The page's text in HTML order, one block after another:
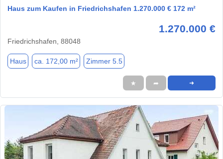
Haus zum Kaufen in Friedrichshafen 1.270.000 € 172 m²
1.270.000 €
Friedrichshafen, 88048
Haus ca. 172,00 m² Zimmer 5.5
★ ➦ ➜